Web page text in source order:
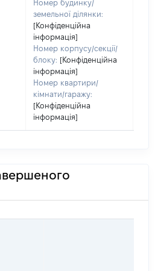
Номер будинку/
земельної ділянки:
[Конфіденційна
інформація]
Номер корпусу/секції/
блоку: [Конфіденційна
інформація]
Номер квартири/
кімнати/гаражу:
[Конфіденційна
інформація]